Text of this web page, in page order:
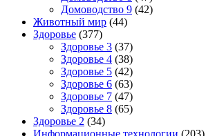
Домоводство 9 (42)
Животный мир (44)
Здоровье (377)
Здоровье 3 (37)
Здоровье 4 (38)
Здоровье 5 (42)
Здоровье 6 (63)
Здоровье 7 (47)
Здоровье 8 (65)
Здоровье 2 (34)